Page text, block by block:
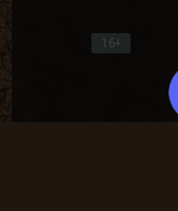
16+